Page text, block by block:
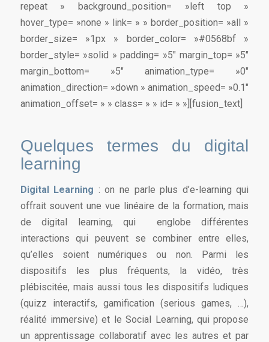
repeat » background_position= »left top »
hover_type= »none » link= » » border_position= »all »
border_size= »1px » border_color= »#0568bf »
border_style= »solid » padding= »5″ margin_top= »5″
margin_bottom= »5″ animation_type= »0″
animation_direction= »down » animation_speed= »0.1″
animation_offset= » » class= » » id= » »][fusion_text]
Quelques termes du digital
learning
Digital Learning : on ne parle plus d’e-learning qui
offrait souvent une vue linéaire de la formation, mais
de digital learning, qui englobe différentes
interactions qui peuvent se combiner entre elles,
qu’elles soient numériques ou non. Parmi les
dispositifs les plus fréquents, la vidéo, très
plébiscitée, mais aussi tous les dispositifs ludiques
(quizz interactifs, gamification (serious games, …),
réalité immersive) et le Social Learning, qui propose
un apprentissage collaboratif avec les autres et par